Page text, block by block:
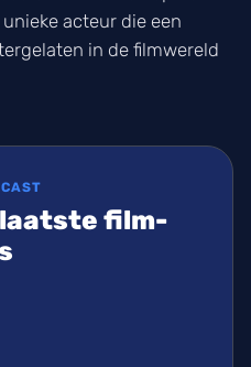
acteur die een
in de filmwereld
laatste film-